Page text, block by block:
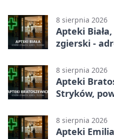
8 sierpnia 2026
Apteki
zgierski -
8 sierpnia 2026
Apteki
Stryków,
8 sierpnia 2026
Apteki